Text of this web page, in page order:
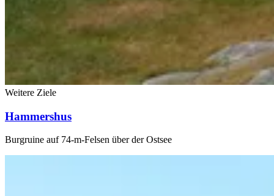
Weitere Ziele
Hammershus
Burgruine auf 74-m-Felsen über der Ostsee